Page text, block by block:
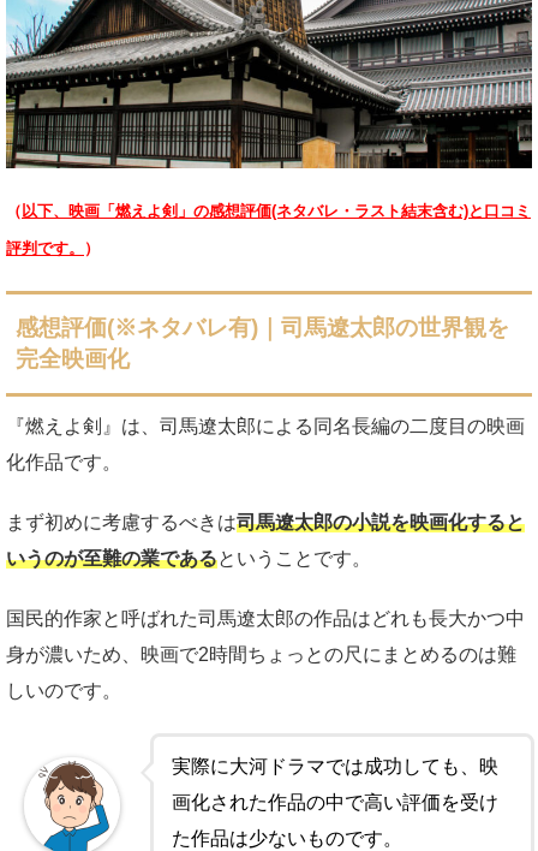
（以下、映画「燃えよ剣」の感想評価(ネタバレ・ラスト結末含む)と口コミ
評判です。 ）
感想評価(※ネタバレ有)｜司馬遼太郎の世界観を
完全映画化
『燃えよ剣』は、司馬遼太郎による同名長編の二度目の映画
化作品です。
まず初めに考慮するべきは司馬遼太郎の小説を映画化すると
いうのが至難の業であるということです。
国民的作家と呼ばれた司馬遼太郎の作品はどれも長大かつ中
身が濃いため、映画で2時間ちょっとの尺にまとめるのは難
しいのです。
実際に大河ドラマでは成功しても、映
画化された作品の中で高い評価を受け
た作品は少ないものです。